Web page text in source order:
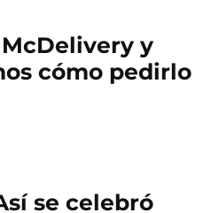
y
cómo pedirlo
se celebró